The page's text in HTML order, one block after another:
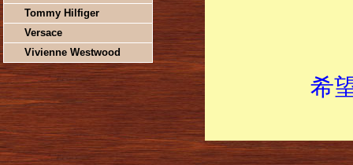
Tommy Hilfiger
Versace
Vivienne Westwood
希